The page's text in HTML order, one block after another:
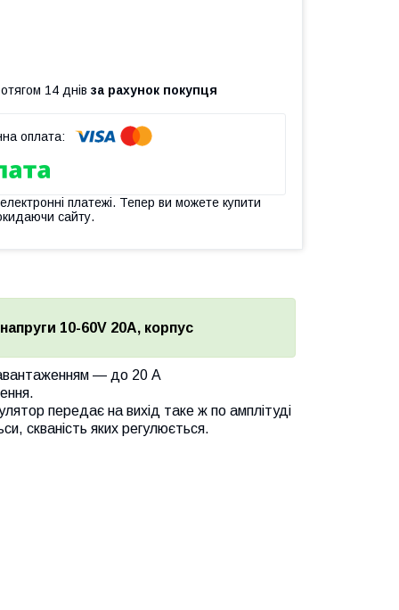
14 днів за рахунок покупця
платежі. Тепер ви можете купити
сайту.
10-60V 20A, корпус
— до 20 А
передає на вихід таке ж по амплітуді
скваність яких регулюється.